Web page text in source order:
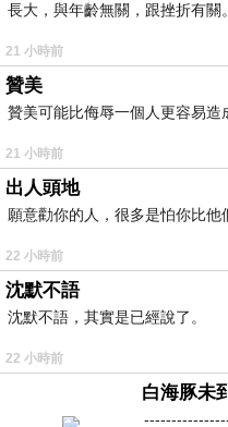
長大，與年齡無關，跟挫折有關。
21 小時前
贊美
贊美可能比侮辱一個人更容易造
21 小時前
出人頭地
願意勸你的人，很多是怕你比他
22 小時前
沈默不語
沈默不語，其實是已經說了。
22 小時前
白海豚未